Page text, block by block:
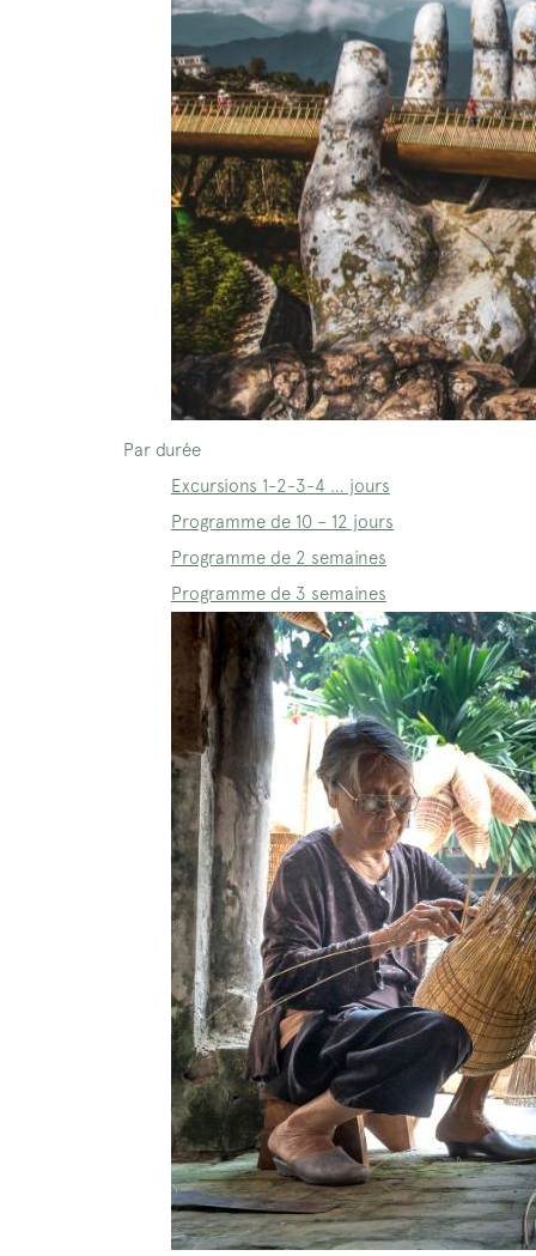
Par durée
Excursions 1-2-3-4 … jours
Programme de 10 – 12 jours
Programme de 2 semaines
Programme de 3 semaines